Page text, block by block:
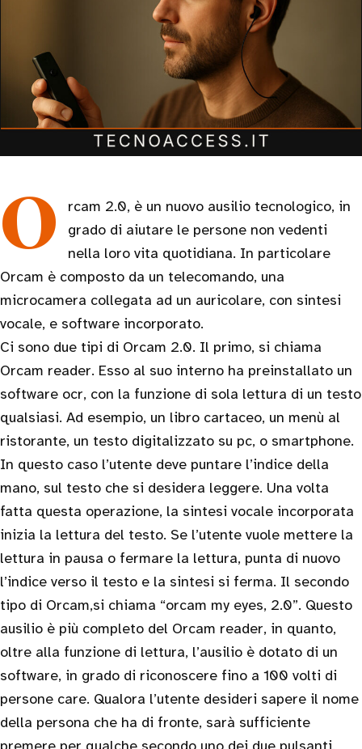
Orcam 2.0, è un nuovo ausilio tecnologico, in
grado di aiutare le persone non vedenti
nella loro vita quotidiana. In particolare
Orcam è composto da un telecomando, una
microcamera collegata ad un auricolare, con sintesi
vocale, e software incorporato.
Ci sono due tipi di Orcam 2.0. Il primo, si chiama
Orcam reader. Esso al suo interno ha preinstallato un
software ocr, con la funzione di sola lettura di un testo
qualsiasi. Ad esempio, un libro cartaceo, un menù al
ristorante, un testo digitalizzato su pc, o smartphone.
In questo caso l’utente deve puntare l’indice della
mano, sul testo che si desidera leggere. Una volta
fatta questa operazione, la sintesi vocale incorporata
inizia la lettura del testo. Se l’utente vuole mettere la
lettura in pausa o fermare la lettura, punta di nuovo
l’indice verso il testo e la sintesi si ferma. Il secondo
tipo di Orcam,si chiama “orcam my eyes, 2.0”. Questo
ausilio è più completo del Orcam reader, in quanto,
oltre alla funzione di lettura, l’ausilio è dotato di un
software, in grado di riconoscere fino a 100 volti di
persone care. Qualora l’utente desideri sapere il nome
della persona che ha di fronte, sarà sufficiente